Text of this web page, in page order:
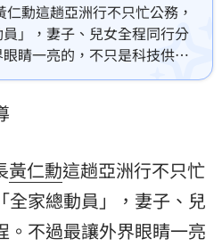
勳這趟亞洲行不只忙公務，
」，妻子、兒女全程同行分
睛一亮的，不只是科技供應
的最新現場照，意外讓黃家
黃家是不是好事近了？」
黃仁勳這趟亞洲行不只忙
全家總動員」，妻子、兒
。不過最讓外界眼睛一亮